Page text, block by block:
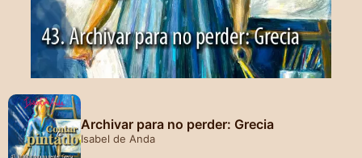
Archivar para no perder: Grecia
Isabel de Anda